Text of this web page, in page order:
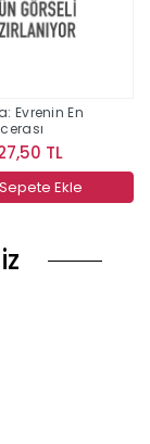
Evrenin En
TL
Sepete Ekle